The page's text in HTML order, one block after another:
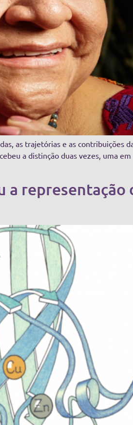
as trajetórias e as contribuições
a distinção duas vezes, uma em
a representação